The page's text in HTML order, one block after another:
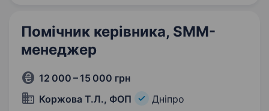
Помічник керівника, SMM-
менеджер
12 000 – 15 000 грн
Коржова Т.Л., ФОП
Дніпро